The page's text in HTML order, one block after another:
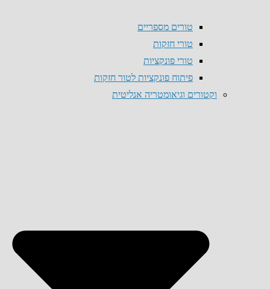
טורים מספריים
טורי חזקות
טורי פונקציות
פיתוח פונקציות לטור חזקות
וקטורים וגיאומטריה אנליטית